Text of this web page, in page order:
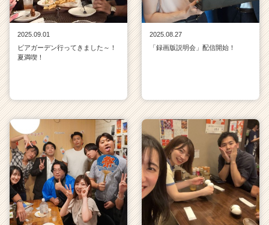
2025.09.01
ビアガーデン行ってきました～！
夏満喫！
2025.08.27
「録画版説明会」配信開始！